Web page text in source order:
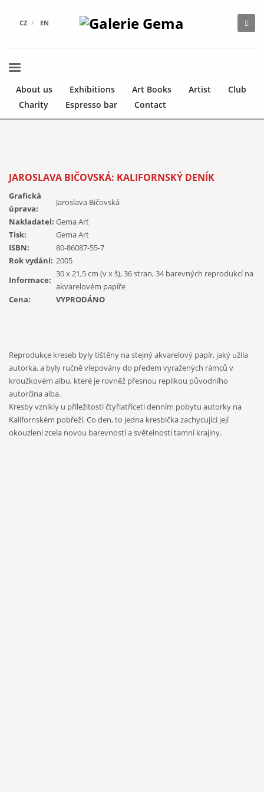
CZ EN
About us Exhibitions Art Books Artist
Club
Charity
Espresso bar Contact
JAROSLAVA BIČOVSKÁ: KALIFORNSKÝ DENÍK
Grafická
úprava:
Jaroslava Bičovská
Nakladatel: Gema Art
Tisk:
Gema Art
ISBN:
80-86087-55-7
Rok vydání: 2005
Informace:
30 x 21,5 cm (v x š), 36 stran, 34 barevných reprodukcí na
akvarelovém papíře
Cena:
VYPRODÁNO
Reprodukce kreseb byly tištěny na stejný akvarelový papír, jaký užila
autorka, a byly ručně vlepovány do předem vyražených rámců v
kroužkovém albu, které je rovněž přesnou replikou původního
autorčina alba.
Kresby vznikly u příležitosti čtyřiatřiceti denním pobytu autorky na
Kalifornském pobřeží. Co den, to jedna kresbička zachycující její
okouzlení zcela novou barevností a světelností tamní krajiny.